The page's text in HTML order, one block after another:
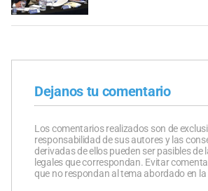
Dejanos tu comentario
Los comentarios realizados son de
responsabilidad de sus autores y las
derivadas de ellos pueden ser pasibles de
legales que correspondan. Evitar
que no respondan al tema abordado en